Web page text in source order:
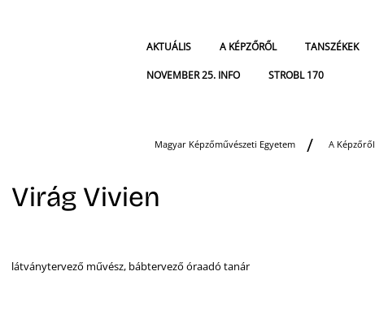
AKTUÁLIS A KÉPZŐRŐL TANSZÉKEK
NOVEMBER 25. INFO STROBL 170
Magyar Képzőművészeti Egyetem A Képzőről
Virág Vivien
látványtervező művész, bábtervező óraadó tanár